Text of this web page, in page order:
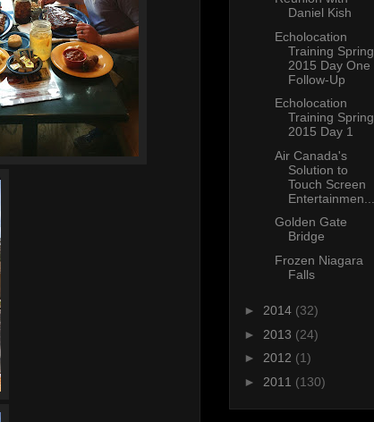
Daniel Kish
Echolocation
Training Spring
2015 Day One
Follow-Up
Echolocation
Training Spring
2015 Day 1
Air Canada's
Solution to
Touch Screen
Entertainmen...
Golden Gate
Bridge
Frozen Niagara
Falls
► 2014 (32)
► 2013 (24)
► 2012 (1)
► 2011 (130)